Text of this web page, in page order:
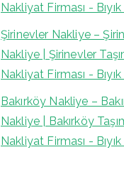
Nakliyat Firması -
Şirinevler Nakliye –
Nakliye | Şirinevler
Nakliyat Firması -
Bakırköy Nakliye –
Nakliye | Bakırköy
Nakliyat Firması -